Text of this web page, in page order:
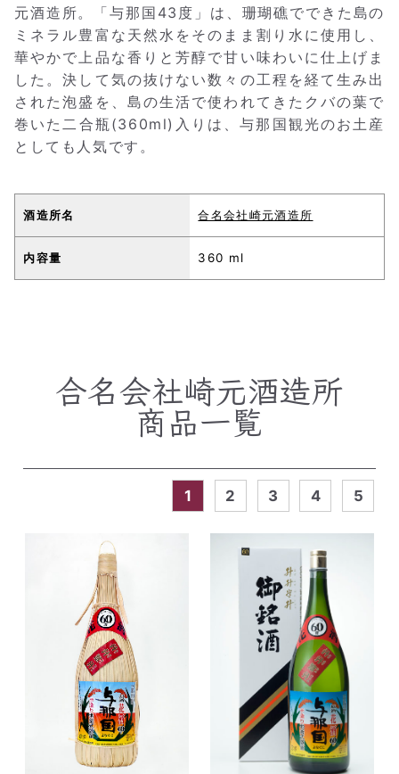
元酒造所。「与那国43度」は、珊瑚礁でできた島の
ミネラル豊富な天然水をそのまま割り水に使用し、
華やかで上品な香りと芳醇で甘い味わいに仕上げま
した。決して気の抜けない数々の工程を経て生み出
された泡盛を、島の生活で使われてきたクバの葉で
巻いた二合瓶(360ml)入りは、与那国観光のお土産
としても人気です。
酒造所名 合名会社崎元酒造所
内容量 360 ml
合名会社崎元酒造所
商品一覧
1 2 3 4 5